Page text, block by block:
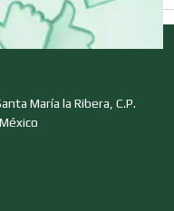
María la Ribera, C.P.